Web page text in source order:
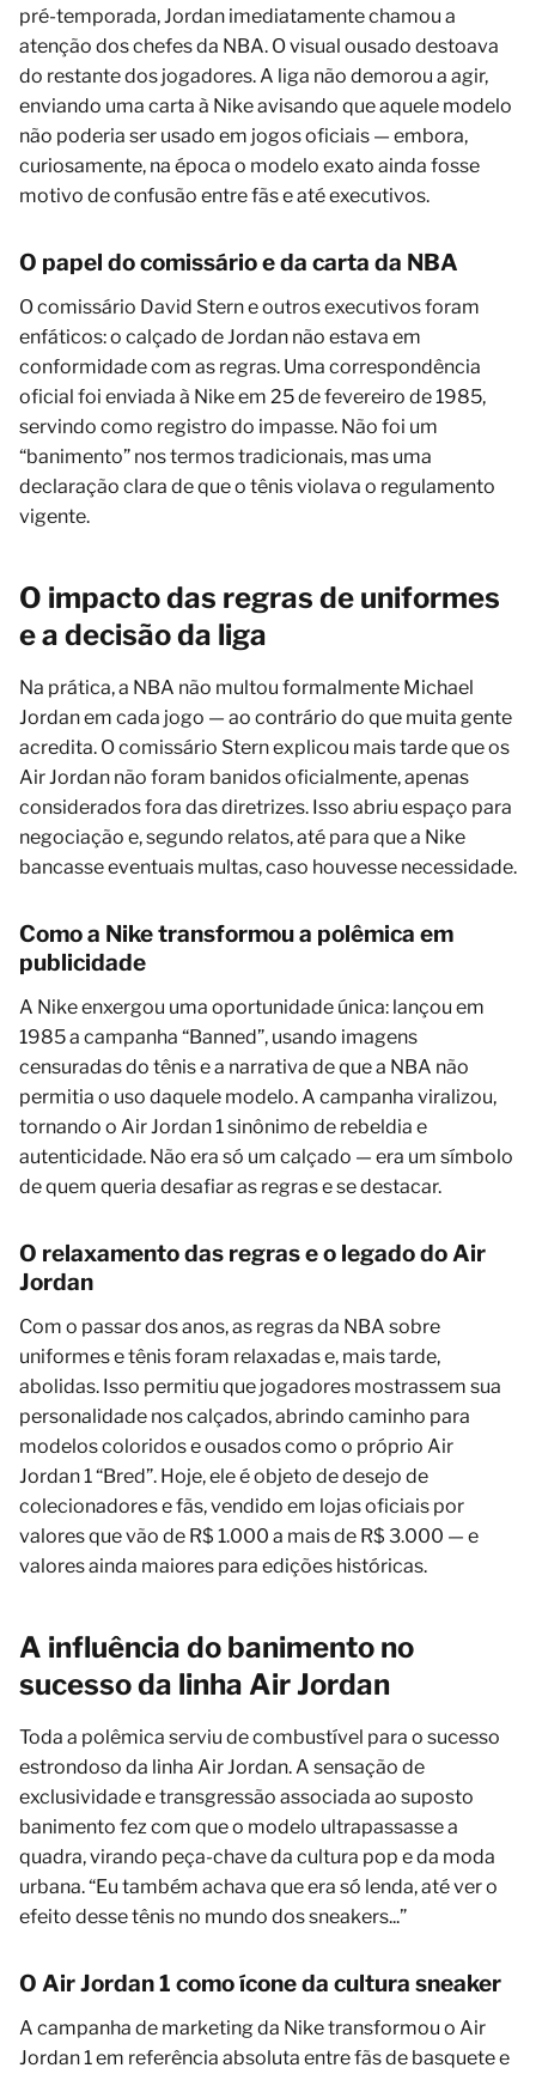
pré-temporada, Jordan imediatamente chamou a
atenção dos chefes da NBA. O visual ousado destoava
do restante dos jogadores. A liga não demorou a agir,
enviando uma carta à Nike avisando que aquele modelo
não poderia ser usado em jogos oficiais — embora,
curiosamente, na época o modelo exato ainda fosse
motivo de confusão entre fãs e até executivos.
O papel do comissário e da carta da NBA
O comissário David Stern e outros executivos foram
enfáticos: o calçado de Jordan não estava em
conformidade com as regras. Uma correspondência
oficial foi enviada à Nike em 25 de fevereiro de 1985,
servindo como registro do impasse. Não foi um
“banimento” nos termos tradicionais, mas uma
declaração clara de que o tênis violava o regulamento
vigente.
O impacto das regras de uniformes
e a decisão da liga
Na prática, a NBA não multou formalmente Michael
Jordan em cada jogo — ao contrário do que muita gente
acredita. O comissário Stern explicou mais tarde que os
Air Jordan não foram banidos oficialmente, apenas
considerados fora das diretrizes. Isso abriu espaço para
negociação e, segundo relatos, até para que a Nike
bancasse eventuais multas, caso houvesse necessidade.
Como a Nike transformou a polêmica em
publicidade
A Nike enxergou uma oportunidade única: lançou em
1985 a campanha “Banned”, usando imagens
censuradas do tênis e a narrativa de que a NBA não
permitia o uso daquele modelo. A campanha viralizou,
tornando o Air Jordan 1 sinônimo de rebeldia e
autenticidade. Não era só um calçado — era um símbolo
de quem queria desafiar as regras e se destacar.
O relaxamento das regras e o legado do Air
Jordan
Com o passar dos anos, as regras da NBA sobre
uniformes e tênis foram relaxadas e, mais tarde,
abolidas. Isso permitiu que jogadores mostrassem sua
personalidade nos calçados, abrindo caminho para
modelos coloridos e ousados como o próprio Air
Jordan 1 “Bred”. Hoje, ele é objeto de desejo de
colecionadores e fãs, vendido em lojas oficiais por
valores que vão de R$ 1.000 a mais de R$ 3.000 — e
valores ainda maiores para edições históricas.
A influência do banimento no
sucesso da linha Air Jordan
Toda a polêmica serviu de combustível para o sucesso
estrondoso da linha Air Jordan. A sensação de
exclusividade e transgressão associada ao suposto
banimento fez com que o modelo ultrapassasse a
quadra, virando peça-chave da cultura pop e da moda
urbana. “Eu também achava que era só lenda, até ver o
efeito desse tênis no mundo dos sneakers...”
O Air Jordan 1 como ícone da cultura sneaker
A campanha de marketing da Nike transformou o Air
Jordan 1 em referência absoluta entre fãs de basquete e